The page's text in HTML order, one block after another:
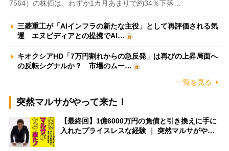
7564）の株価は、わずか1カ月あまりで約34％下落…
三菱重工が「AIインフラの新たな主役」として再評価される気
運 エヌビディアとの提携でAI…
キオクシアHD「7万円割れからの急反発」は再びの上昇局面へ
の反転シグナルか？ 市場のムー…
一覧を見る
突然マルサがやって来た！
【最終回】1億6000万円の負債と引き換えに手に
入れたプライスレスな経験 ｜ 突然マルサがや…